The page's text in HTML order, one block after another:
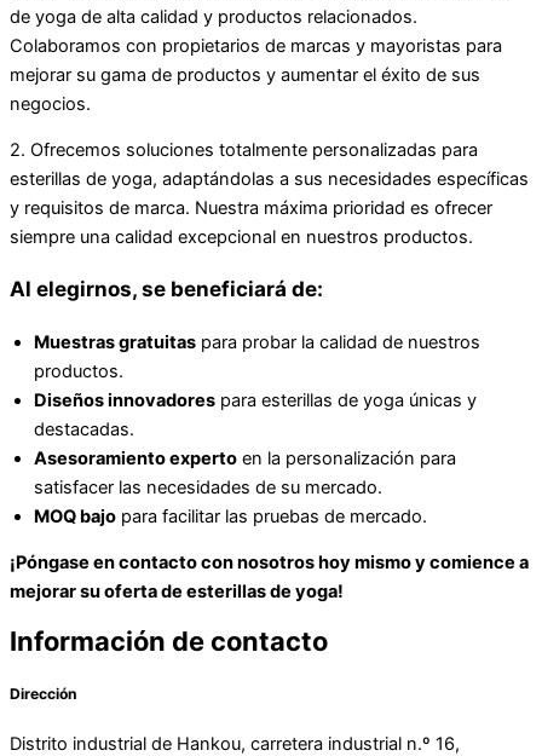
de yoga de alta calidad y productos relacionados.
Colaboramos con propietarios de marcas y mayoristas para
mejorar su gama de productos y aumentar el éxito de sus
negocios.
2. Ofrecemos soluciones totalmente personalizadas para
esterillas de yoga, adaptándolas a sus necesidades específicas
y requisitos de marca. Nuestra máxima prioridad es ofrecer
siempre una calidad excepcional en nuestros productos.
Al elegirnos, se beneficiará de:
Muestras gratuitas para probar la calidad de nuestros
productos.
Diseños innovadores para esterillas de yoga únicas y
destacadas.
Asesoramiento experto en la personalización para
satisfacer las necesidades de su mercado.
MOQ bajo para facilitar las pruebas de mercado.
¡Póngase en contacto con nosotros hoy mismo y comience a
mejorar su oferta de esterillas de yoga!
Información de contacto
Dirección
Distrito industrial de Hankou, carretera industrial n.º 16,